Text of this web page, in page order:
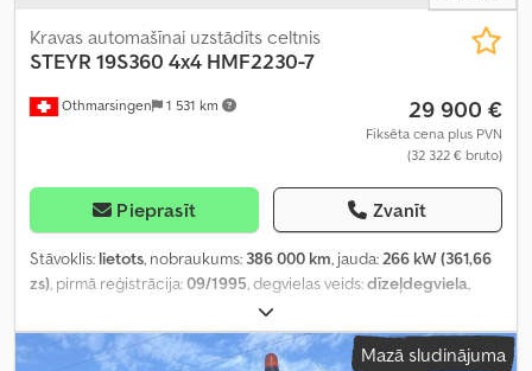
Othmarsingen 1 531 km
Kravas automašīnai uzstādīts celtnis
STEYR 19S360 4x4 HMF2230-7
29 900 €
Fiksēta cena plus PVN
(32 322 € bruto)
Pieprasīt Zvanīt
Stāvoklis: lietots, nobraukums: 386 000 km, jauda:266 kW (361,66
zs), pirmā reģistrācija:09/1995, degvielas veids:dīzeļdegviela,
, pārnesuma veids:
klase:euro2, krautuves garums:3 700 mm, iekraušanas vietas
platums:2 450 mm, iekraušanas telpas augstums:1 400 mm,
Mazā sludinājuma